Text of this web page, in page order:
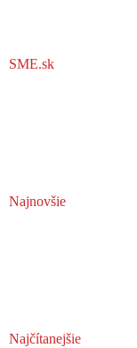
SME.sk
Najnovšie
Najčítanejšie